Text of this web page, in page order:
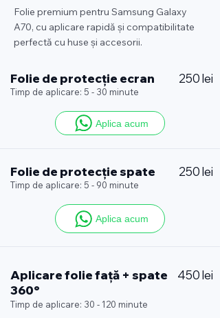
Folie premium pentru Samsung Galaxy
A70, cu aplicare rapidă și compatibilitate
perfectă cu huse și accesorii.
Folie de protecție ecran 250 lei
Timp de aplicare: 5 - 30 minute
Aplica acum
Folie de protecție spate 250 lei
Timp de aplicare: 5 - 90 minute
Aplica acum
Aplicare folie față + spate
360°
450 lei
Timp de aplicare: 30 - 120 minute